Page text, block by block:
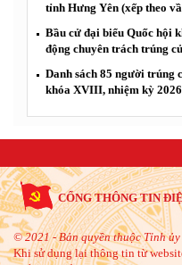
tỉnh Hưng Yên (xếp theo
Bầu cử đại biểu Quốc hội
động chuyên trách trúng
Danh sách 85 người trúng
khóa XVIII, nhiệm kỳ 2026
CỔNG THÔNG TIN
© 2021 - Bản quyền thuộc Tỉnh ủy
Khi sử dụng lại thông tin từ